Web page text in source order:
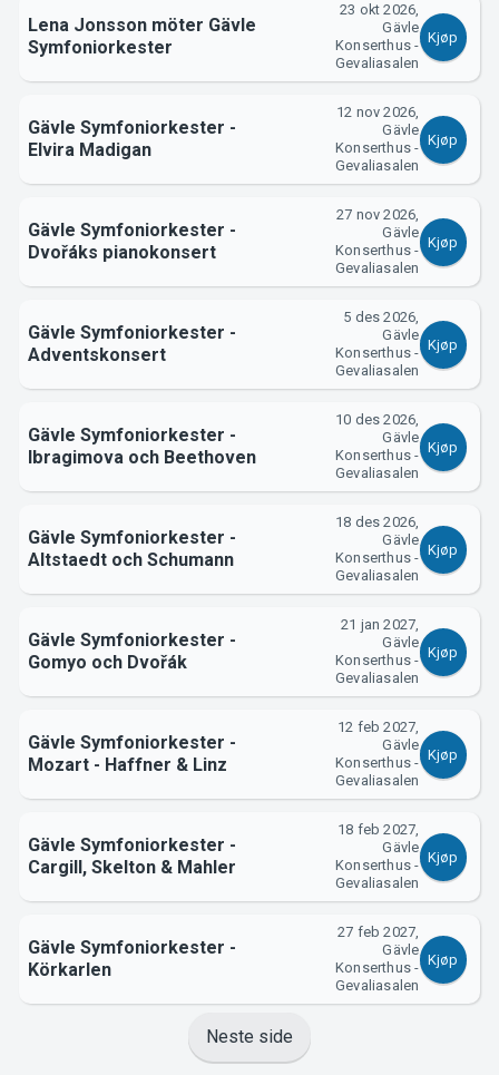
Lena Jonsson möter Gävle
Symfoniorkester
23 okt 2026,
Gävle
Konserthus -
Gevaliasalen
Kjøp
Gävle Symfoniorkester -
Elvira Madigan
12 nov 2026,
Gävle
Konserthus -
Gevaliasalen
Kjøp
Gävle Symfoniorkester -
Dvořáks pianokonsert
27 nov 2026,
Gävle
Konserthus -
Gevaliasalen
Kjøp
Gävle Symfoniorkester -
Adventskonsert
5 des 2026,
Gävle
Konserthus -
Gevaliasalen
Kjøp
Gävle Symfoniorkester -
Ibragimova och Beethoven
10 des 2026,
Gävle
Konserthus -
Gevaliasalen
Kjøp
Gävle Symfoniorkester -
Altstaedt och Schumann
18 des 2026,
Gävle
Konserthus -
Gevaliasalen
Kjøp
Gävle Symfoniorkester -
Gomyo och Dvořák
21 jan 2027,
Gävle
Konserthus -
Gevaliasalen
Kjøp
Gävle Symfoniorkester -
Mozart - Haffner & Linz
12 feb 2027,
Gävle
Konserthus -
Gevaliasalen
Kjøp
Gävle Symfoniorkester -
Cargill, Skelton & Mahler
18 feb 2027,
Gävle
Konserthus -
Gevaliasalen
Kjøp
Gävle Symfoniorkester -
Körkarlen
27 feb 2027,
Gävle
Konserthus -
Gevaliasalen
Kjøp
Neste side